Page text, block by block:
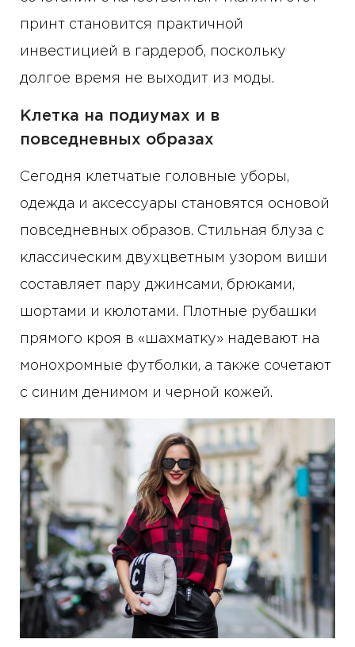
принт становится практичной
инвестицией в гардероб, поскольку
долгое время не выходит из моды.
Клетка на подиумах и в
повседневных образах
Сегодня клетчатые головные уборы,
одежда и аксессуары становятся основой
повседневных образов. Стильная блуза с
классическим двухцветным узором виши
составляет пару джинсами, брюками,
шортами и кюлотами. Плотные рубашки
прямого кроя в «шахматку» надевают на
монохромные футболки, а также сочетают
с синим денимом и черной кожей.